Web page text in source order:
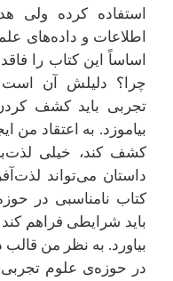
استفاده کرده ولی
اطلاعات و
اساساً این کتاب را
چرا؟ دلیلش آن
تجربی باید کشف
بیاموزد. به اعتقاد من
کشف کند، خیلی
داستان می‌تواند
کتاب نامناسبی در
باید شرایطی فراهم
بیاورد. به نظر من قالب
در حوزه‌ی علوم